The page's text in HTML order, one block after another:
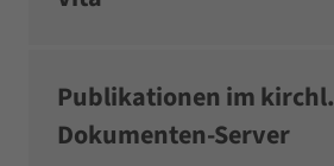
Publikationen im kirchl.
Dokumenten-Server